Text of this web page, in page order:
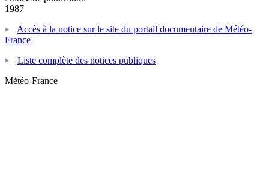
1987
Accès à la notice sur le site du portail documentaire de Météo-
France
Liste complète des notices publiques
Météo-France